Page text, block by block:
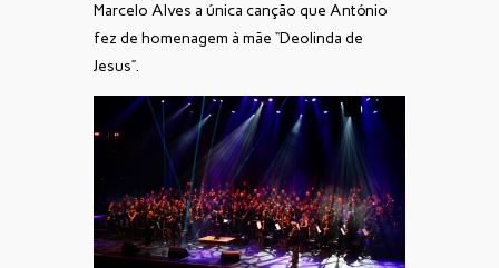
Marcelo Alves a única canção que António
fez de homenagem à mãe “Deolinda de
Jesus”.